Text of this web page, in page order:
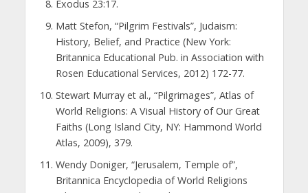
Exodus 23:17.
Matt Stefon, “Pilgrim Festivals”, Judaism:
History, Belief, and Practice (New York:
Britannica Educational Pub. in Association with
Rosen Educational Services, 2012) 172-77.
Stewart Murray et al., “Pilgrimages”, Atlas of
World Religions: A Visual History of Our Great
Faiths (Long Island City, NY: Hammond World
Atlas, 2009), 379.
Wendy Doniger, “Jerusalem, Temple of”,
Britannica Encyclopedia of World Religions